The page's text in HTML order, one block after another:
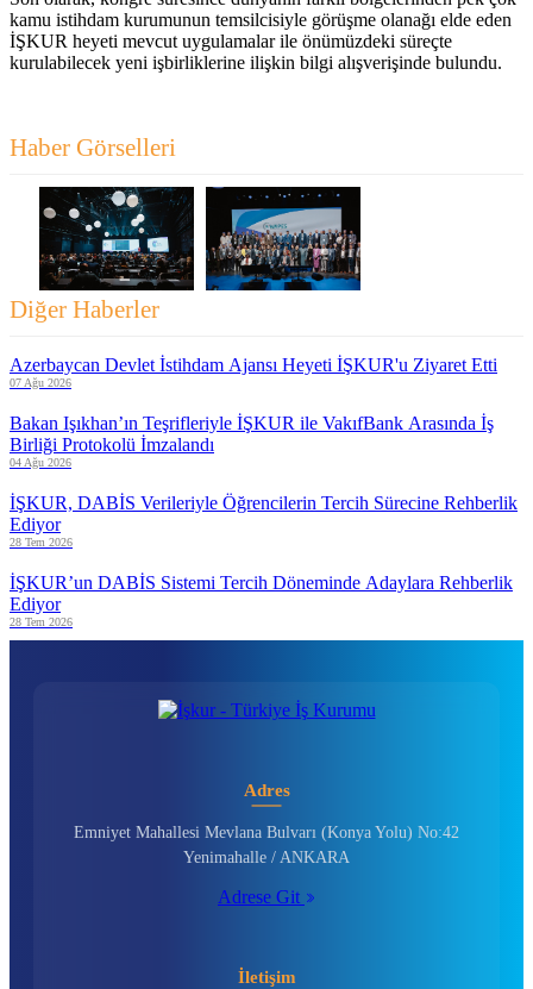
kamu istihdam kurumunun temsilcisiyle görüşme olanağı elde eden
İŞKUR heyeti mevcut uygulamalar ile önümüzdeki süreçte
kurulabilecek yeni işbirliklerine ilişkin bilgi alışverişinde bulundu.
Haber Görselleri
Diğer Haberler
Azerbaycan Devlet İstihdam Ajansı Heyeti İŞKUR'u Ziyaret Etti
07 Ağu 2026
Bakan Işıkhan’ın Teşrifleriyle İŞKUR ile VakıfBank Arasında İş
Birliği Protokolü İmzalandı
04 Ağu 2026
İŞKUR, DABİS Verileriyle Öğrencilerin Tercih Sürecine Rehberlik
Ediyor
28 Tem 2026
İŞKUR’un DABİS Sistemi Tercih Döneminde Adaylara Rehberlik
Ediyor
28 Tem 2026
Adres
Emniyet Mahallesi Mevlana Bulvarı (Konya Yolu) No:42
Yenimahalle / ANKARA
Adrese Git
İletişim